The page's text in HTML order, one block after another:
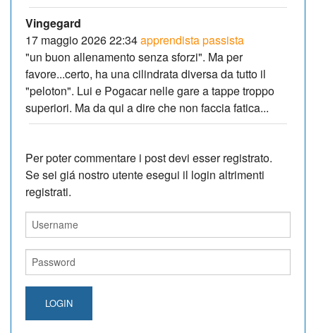
Vingegard
17 maggio 2026 22:34apprendista passista
"un buon allenamento senza sforzi". Ma per
favore...certo, ha una cilindrata diversa da tutto il
"peloton". Lui e Pogacar nelle gare a tappe troppo
superiori. Ma da qui a dire che non faccia fatica...
Per poter commentare i post devi esser registrato.
Se sei giá nostro utente esegui il login altrimenti
registrati.
LOGIN